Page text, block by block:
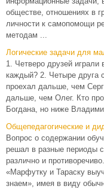
обществе, отношениях в
личности к самопомощи
методам ...
Логические задачи для
1. Четверо друзей
каждый? 2. Четыре друга
проехал дальше, чем
дальше, чем Олег. Кто
Богдана, но ниже
Общепедагогические и
Вопрос о содержании
решал в разные периоды
различно и
«Марфутку и Тараску
знаем», имея в виду